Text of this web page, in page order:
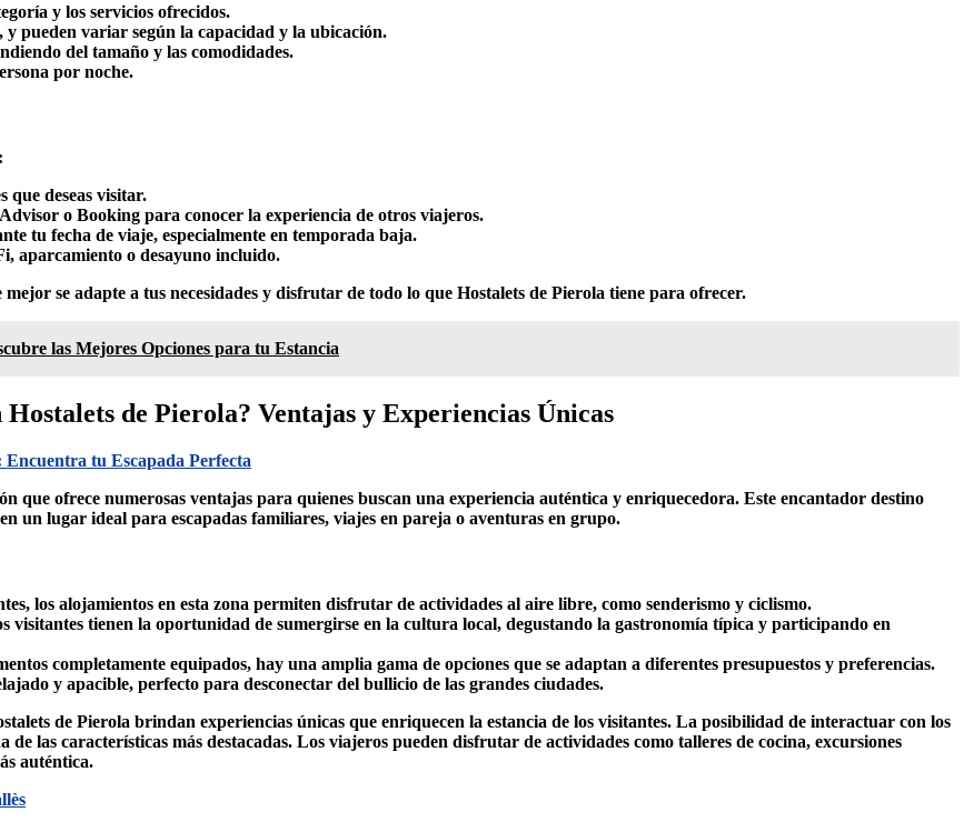
y los servicios ofrecidos.
pueden variar según la capacidad y la ubicación.
del tamaño y las comodidades.
por noche.
que deseas visitar.
o Booking para conocer la experiencia de otros viajeros.
tu fecha de viaje, especialmente en temporada baja.
aparcamiento o desayuno incluido.
se adapte a tus necesidades y disfrutar de todo lo que Hostalets de Pierola tiene para ofrecer.
las Mejores Opciones para tu Estancia
de Pierola? Ventajas y Experiencias Únicas
tu Escapada Perfecta
que ofrece numerosas ventajas para quienes buscan una experiencia auténtica y enriquecedora. Este encantador destino
un lugar ideal para escapadas familiares, viajes en pareja o aventuras en grupo.
los alojamientos en esta zona permiten disfrutar de actividades al aire libre, como senderismo y ciclismo.
visitantes tienen la oportunidad de sumergirse en la cultura local, degustando la gastronomía típica y participando en
completamente equipados, hay una amplia gama de opciones que se adaptan a diferentes presupuestos y preferencias.
y apacible, perfecto para desconectar del bullicio de las grandes ciudades.
de Pierola brindan experiencias únicas que enriquecen la estancia de los visitantes. La posibilidad de interactuar con los
de las características más destacadas. Los viajeros pueden disfrutar de actividades como talleres de cocina, excursiones
auténtica.